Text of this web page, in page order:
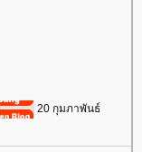
20 กุมภาพันธ์